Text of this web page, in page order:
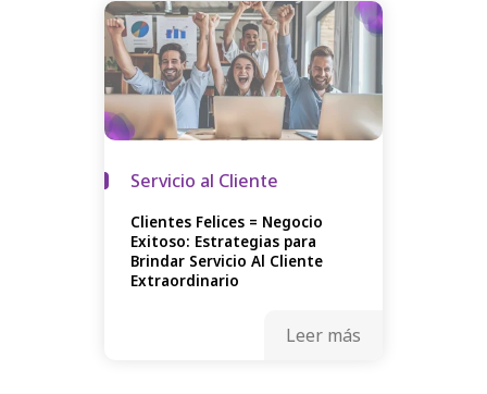
Servicio al Cliente
Clientes Felices = Negocio
Exitoso: Estrategias para
Brindar Servicio Al Cliente
Extraordinario
Leer más